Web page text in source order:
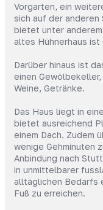
Vorgarten, ein
sich auf der anderen
bietet unter
altes Hühnerhaus
Darüber hinaus ist
einen
Weine, Getränke.
Das Haus liegt in
bietet ausreichend
einem Dach. Zudem
wenige Gehminuten
Anbindung nach
in unmittelbarer
alltäglichen Bedarfs
Fuß zu erreichen.